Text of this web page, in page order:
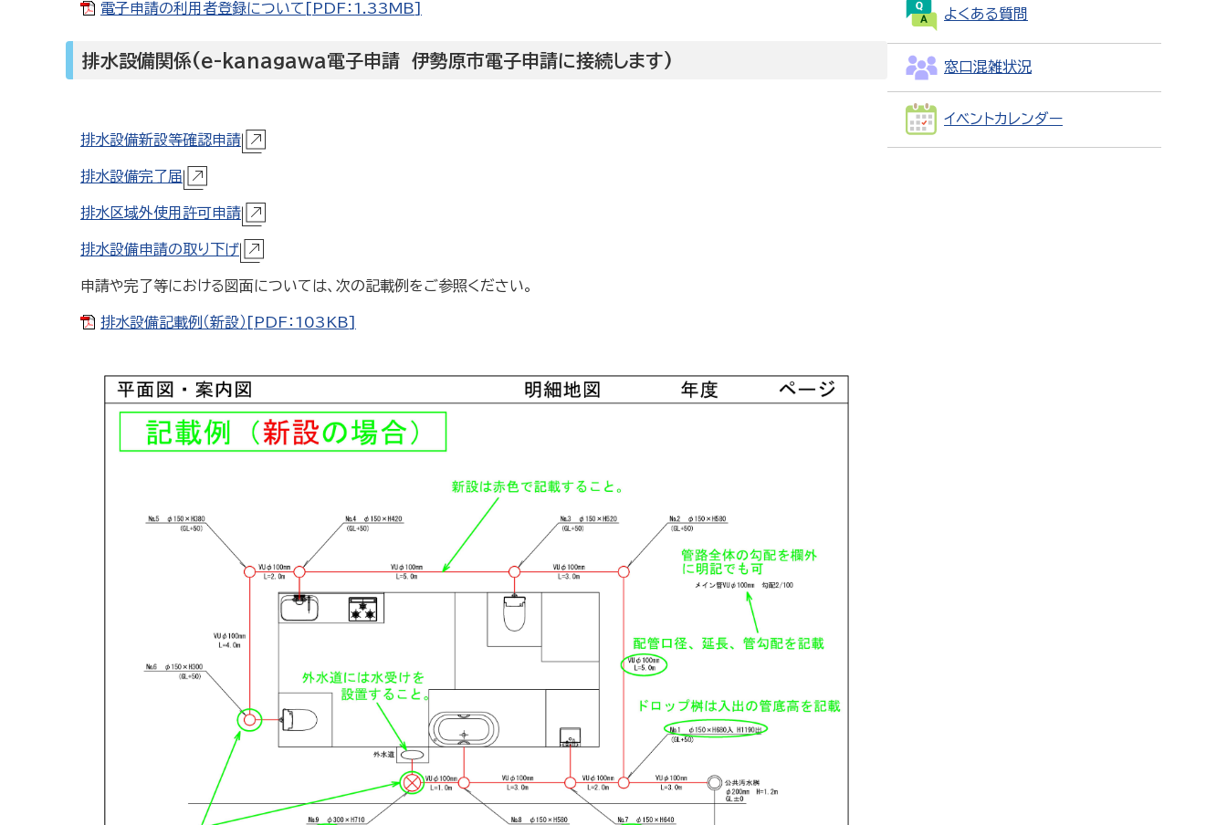
電子申請の利用者登録について[PDF：1.33MB]
排水設備関係(e-kanagawa電子申請 伊勢原市電子申請に接続します)
排水設備新設等確認申請
排水設備完了届
排水区域外使用許可申請
排水設備申請の取り下げ
申請や完了等における図面については、次の記載例をご参照ください。
排水設備記載例（新設）[PDF：103KB]
よくある質問
窓口混雑状況
イベントカレンダー